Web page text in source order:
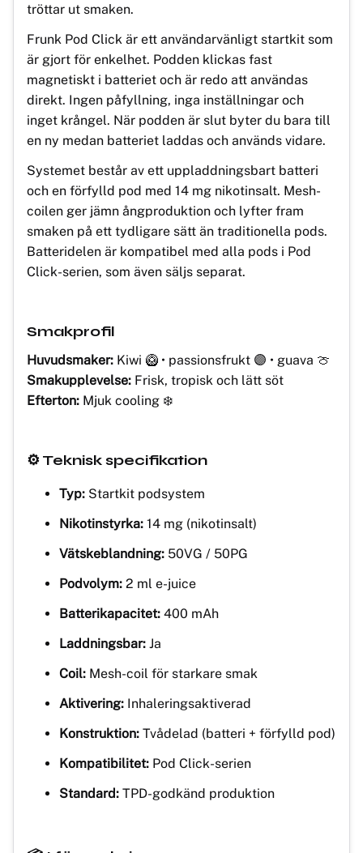
tröttar ut smaken.
Frunk Pod Click är ett användarvänligt startkit som
är gjort för enkelhet. Podden klickas fast
magnetiskt i batteriet och är redo att användas
direkt. Ingen påfyllning, inga inställningar och
inget krångel. När podden är slut byter du bara till
en ny medan batteriet laddas och används vidare.
Systemet består av ett uppladdningsbart batteri
och en förfylld pod med 14 mg nikotinsalt. Mesh-
coilen ger jämn ångproduktion och lyfter fram
smaken på ett tydligare sätt än traditionella pods.
Batteridelen är kompatibel med alla pods i Pod
Click-serien, som även säljs separat.
Smakprofil
Huvudsmaker: Kiwi 🥝 • passionsfrukt 🟣 • guava 🍈
Smakupplevelse: Frisk, tropisk och lätt söt
Efterton: Mjuk cooling ❄️
⚙️ Teknisk specifikation
Typ: Startkit podsystem
Nikotinstyrka: 14 mg (nikotinsalt)
Vätskeblandning: 50VG / 50PG
Podvolym: 2 ml e-juice
Batterikapacitet: 400 mAh
Laddningsbar: Ja
Coil: Mesh-coil för starkare smak
Aktivering: Inhaleringsaktiverad
Konstruktion: Tvådelad (batteri + förfylld pod)
Kompatibilitet: Pod Click-serien
Standard: TPD-godkänd produktion